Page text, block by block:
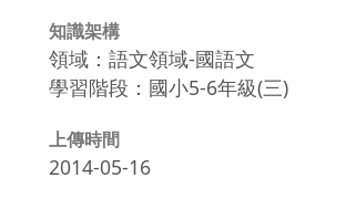
知識架構
領域：語文領域-國語文
學習階段：國小5-6年級(三)
上傳時間
2014-05-16